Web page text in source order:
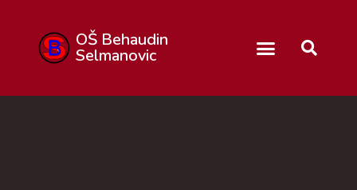
OŠ Behaudin
Selmanovic